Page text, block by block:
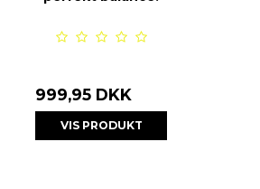
999,95 DKK
VIS PRODUKT